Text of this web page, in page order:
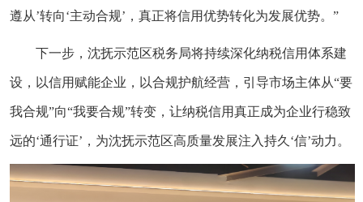
遵从’转向‘主动合规’，真正将信用优势转化为发展优势。”
下一步，沈抚示范区税务局将持续深化纳税信用体系建
设，以信用赋能企业，以合规护航经营，引导市场主体从“要
我合规”向“我要合规”转变，让纳税信用真正成为企业行稳致
远的‘通行证’，为沈抚示范区高质量发展注入持久‘信’动力。